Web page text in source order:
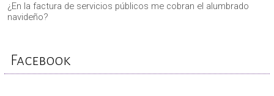
¿En la factura de servicios públicos me cobran el alumbrado
navideño?
Facebook